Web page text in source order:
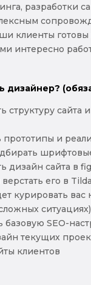
разработки
клиенты
интересно
дизайнер?
структуру сайта
и
дизайн сайта в
верстать его в
курировать вас
ситуациях)
базовую SEO-
текущих
клиентов